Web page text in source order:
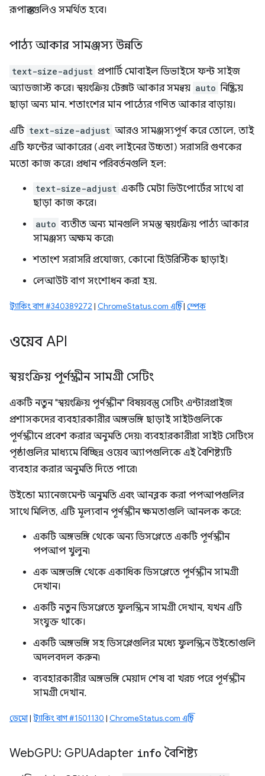
রূপান্তরগুলিও সমর্থিত হবে।
পাঠ্য আকার সামঞ্জস্য উন্নতি
text-size-adjust প্রপার্টি মোবাইল ডিভাইসে ফন্ট সাইজ
অ্যাডজাস্ট করে। স্বয়ংক্রিয় টেক্সট আকার সমন্বয় auto নিষ্ক্রিয়
ছাড়া অন্য মান. শতাংশের মান পাঠ্যের গণিত আকার বাড়ায়।
এটি text-size-adjust আরও সামঞ্জস্যপূর্ণ করে তোলে, তাই
এটি ফন্টের আকারের (এবং লাইনের উচ্চতা) সরাসরি গুণকের
মতো কাজ করে। প্রধান পরিবর্তনগুলি হল:
text-size-adjust একটি মেটা ভিউপোর্টের সাথে বা
ছাড়া কাজ করে।
auto ব্যতীত অন্য মানগুলি সমস্ত স্বয়ংক্রিয় পাঠ্য আকার
সামঞ্জস্য অক্ষম করে৷
শতাংশ সরাসরি প্রযোজ্য, কোনো হিউরিস্টিক ছাড়াই।
লেআউট বাগ সংশোধন করা হয়.
ট্র্যাকিং বাগ #340389272 | ChromeStatus.com এন্ট্রি| স্পেক
ওয়েব API
স্বয়ংক্রিয় পূর্ণস্ক্রীন সামগ্রী সেটিং
একটি নতুন "স্বয়ংক্রিয় পূর্ণস্ক্রীন" বিষয়বস্তু সেটিং এন্টারপ্রাইজ
প্রশাসকদের ব্যবহারকারীর অঙ্গভঙ্গি ছাড়াই সাইটগুলিকে
পূর্ণস্ক্রীনে প্রবেশ করার অনুমতি দেয়৷ ব্যবহারকারীরা সাইট সেটিংস
পৃষ্ঠাগুলির মাধ্যমে বিচ্ছিন্ন ওয়েব অ্যাপগুলিকে এই বৈশিষ্ট্যটি
ব্যবহার করার অনুমতি দিতে পারে৷
উইন্ডো ম্যানেজমেন্ট অনুমতি এবং আনব্লক করা পপআপগুলির
সাথে মিলিত, এটি মূল্যবান পূর্ণস্ক্রীন ক্ষমতাগুলি আনলক করে:
একটি অঙ্গভঙ্গি থেকে অন্য ডিসপ্লেতে একটি পূর্ণস্ক্রীন
পপআপ খুলুন৷
এক অঙ্গভঙ্গি থেকে একাধিক ডিসপ্লেতে পূর্ণস্ক্রীন সামগ্রী
দেখান।
একটি নতুন ডিসপ্লেতে ফুলস্ক্রিন সামগ্রী দেখান, যখন এটি
সংযুক্ত থাকে।
একটি অঙ্গভঙ্গি সহ ডিসপ্লেগুলির মধ্যে ফুলস্ক্রিন উইন্ডোগুলি
অদলবদল করুন৷
ব্যবহারকারীর অঙ্গভঙ্গি মেয়াদ শেষ বা খরচ পরে পূর্ণস্ক্রীন
সামগ্রী দেখান.
ডেমো| ট্র্যাকিং বাগ #1501130 | ChromeStatus.com এন্ট্রি
WebGPU: GPUAdapter info বৈশিষ্ট্য